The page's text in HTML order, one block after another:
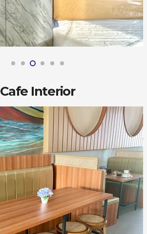
Cafe Interior